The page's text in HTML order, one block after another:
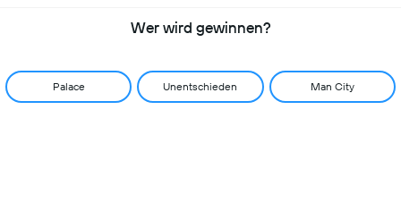
Wer wird gewinnen?
Palace Unentschieden Man City